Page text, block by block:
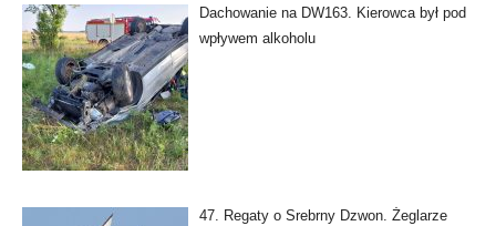
Dachowanie na DW163. Kierowca był pod
wpływem alkoholu
47. Regaty o Srebrny Dzwon. Żeglarze